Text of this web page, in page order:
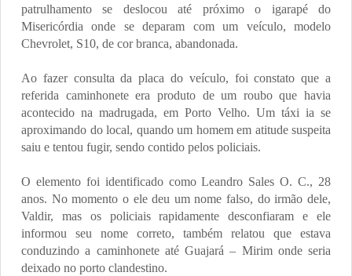
patrulhamento se deslocou até próximo o igarapé do
Misericórdia onde se deparam com um veículo, modelo
Chevrolet, S10, de cor branca, abandonada.
Ao fazer consulta da placa do veículo, foi constato que a
referida caminhonete era produto de um roubo que havia
acontecido na madrugada, em Porto Velho. Um táxi ia se
aproximando do local, quando um homem em atitude suspeita
saiu e tentou fugir, sendo contido pelos policiais.
O elemento foi identificado como Leandro Sales O. C., 28
anos. No momento o ele deu um nome falso, do irmão dele,
Valdir, mas os policiais rapidamente desconfiaram e ele
informou seu nome correto, também relatou que estava
conduzindo a caminhonete até Guajará – Mirim onde seria
deixado no porto clandestino.